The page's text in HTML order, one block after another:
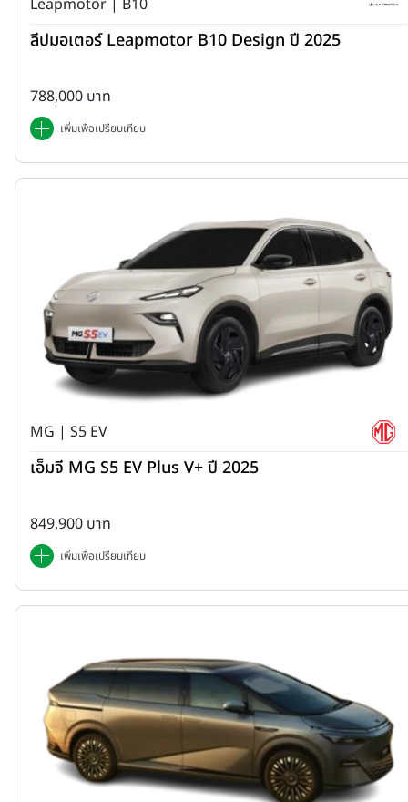
Leapmotor | B10
ลีปมอเตอร์ Leapmotor B10 Design ปี 2025
788,000 บาท
เพิ่มเพื่อเปรียบเทียบ
MG | S5 EV
เอ็มจี MG S5 EV Plus V+ ปี 2025
849,900 บาท
เพิ่มเพื่อเปรียบเทียบ